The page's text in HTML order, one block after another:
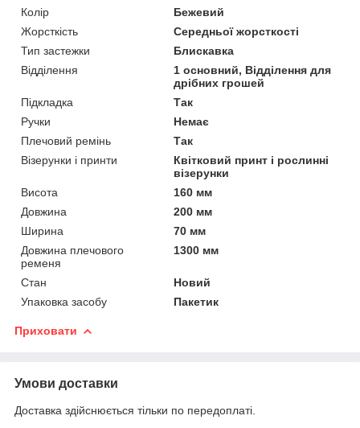
Колір
Бежевий
Жорсткість
Середньої жорсткості
Тип застежки
Блискавка
Відділення
1 основний, Відділення для
дрібних грошей
Підкладка
Так
Ручки
Немає
Плечовий ремінь
Так
Візерунки і принти
Квітковий принт і рослинні
візерунки
Висота
160 мм
Довжина
200 мм
Ширина
70 мм
Довжина плечового
ременя
1300 мм
Стан
Новий
Упаковка засобу
Пакетик
Приховати
Умови доставки
Доставка здійснюється тільки по передоплаті.